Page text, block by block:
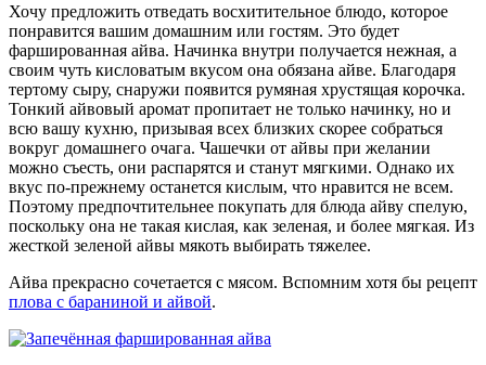
Хочу предложить отведать восхитительное блюдо, которое
понравится вашим домашним или гостям. Это будет
фаршированная айва. Начинка внутри получается нежная, а
своим чуть кисловатым вкусом она обязана айве. Благодаря
тертому сыру, снаружи появится румяная хрустящая корочка.
Тонкий айвовый аромат пропитает не только начинку, но и
всю вашу кухню, призывая всех близких скорее собраться
вокруг домашнего очага. Чашечки от айвы при желании
можно съесть, они распарятся и станут мягкими. Однако их
вкус по-прежнему останется кислым, что нравится не всем.
Поэтому предпочтительнее покупать для блюда айву спелую,
поскольку она не такая кислая, как зеленая, и более мягкая. Из
жесткой зеленой айвы мякоть выбирать тяжелее.
Айва прекрасно сочетается с мясом. Вспомним хотя бы рецепт
плова с бараниной и айвой.